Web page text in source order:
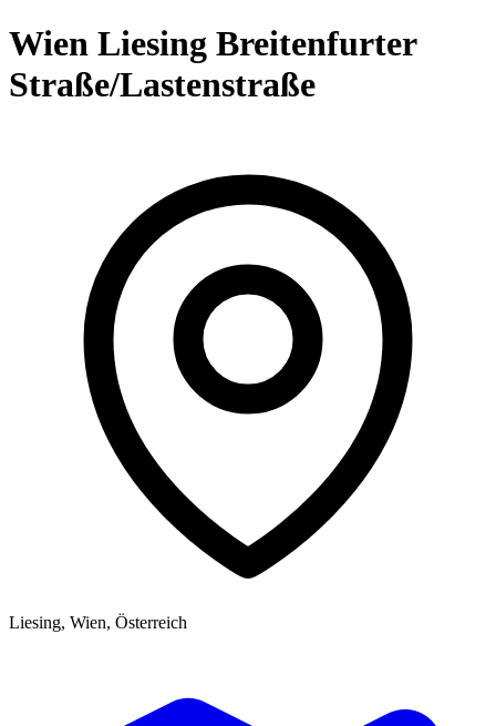
Wien Liesing Breitenfurter
Straße/Lastenstraße
Liesing, Wien, Österreich